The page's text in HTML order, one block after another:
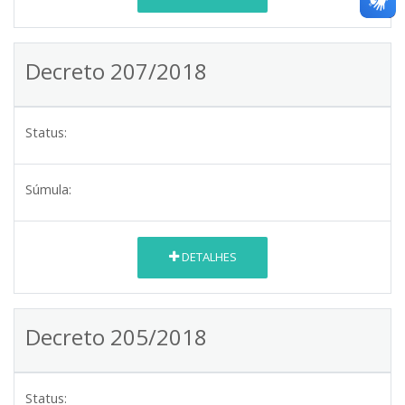
Decreto 207/2018
Status:
Súmula:
DETALHES
Decreto 205/2018
Status: